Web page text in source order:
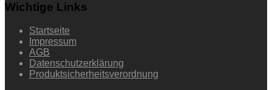
Wichtige Links
Startseite
Impressum
AGB
Datenschutzerklärung
Produktsicherheitsverordnung